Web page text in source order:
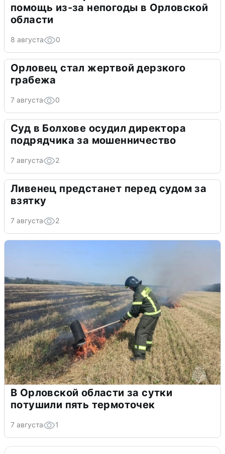
помощь из-за непогоды в Орловской
области
8 августа 0
Орловец стал жертвой дерзкого
грабежа
7 августа 0
Суд в Болхове осудил директора
подрядчика за мошенничество
7 августа 2
Ливенец предстанет перед судом за
взятку
7 августа 2
В Орловской области за сутки
потушили пять термоточек
7 августа 1